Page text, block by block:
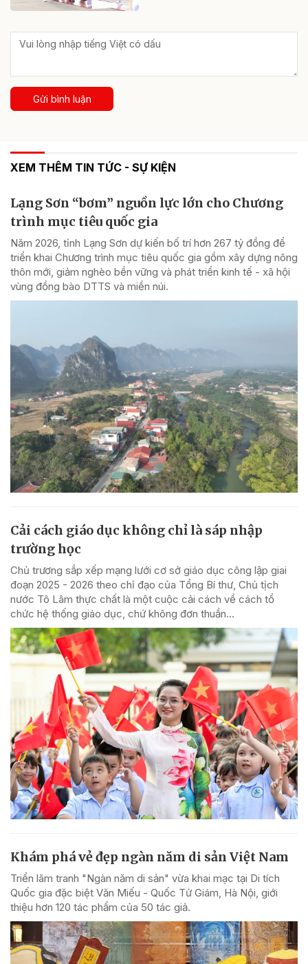
Gửi bình luận
XEM THÊM TIN TỨC - SỰ KIỆN
Lạng Sơn “bơm” nguồn lực lớn cho Chương
trình mục tiêu quốc gia
Năm 2026, tỉnh Lạng Sơn dự kiến bố trí hơn 267 tỷ đồng để
triển khai Chương trình mục tiêu quốc gia gồm xây dựng nông
thôn mới, giảm nghèo bền vững và phát triển kinh tế - xã hội
vùng đồng bào DTTS và miền núi.
Cải cách giáo dục không chỉ là sáp nhập
trường học
Chủ trương sắp xếp mạng lưới cơ sở giáo dục công lập giai
đoạn 2025 - 2026 theo chỉ đạo của Tổng Bí thư, Chủ tịch
nước Tô Lâm thực chất là một cuộc cải cách về cách tổ
chức hệ thống giáo dục, chứ không đơn thuần...
Khám phá vẻ đẹp ngàn năm di sản Việt Nam
Triển lãm tranh "Ngàn năm di sản" vừa khai mạc tại Di tích
Quốc gia đặc biệt Văn Miếu - Quốc Tử Giám, Hà Nội, giới
thiệu hơn 120 tác phẩm của 50 tác giả.